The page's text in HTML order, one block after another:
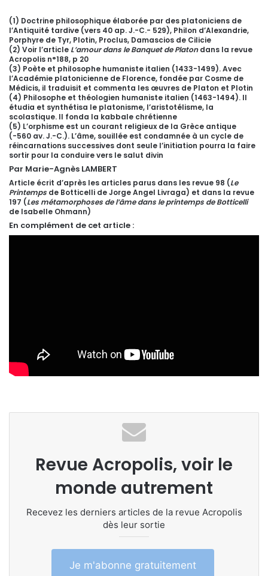
(1) Doctrine philosophique élaborée par des platoniciens de
l’Antiquité tardive (vers 40 ap. J.-C.- 529), Philon d’Alexandrie,
Porphyre de Tyr, Plotin, Proclus, Damascios de Cilicie
(2) Voir l’article L’amour dans le Banquet de Platondans la revue
Acropolis n°188, p 20
(3) Poète et philosophe humaniste italien (1433-1499). Avec
l’Académie platonicienne de Florence, fondée par Cosme de
Médicis, il traduisit et commenta les œuvres de Platon et Plotin
(4) Philosophe et théologien humaniste italien (1463-1494). Il
étudia et synthétisa le platonisme, l’aristotélisme, la
scolastique. Il fonda la kabbale chrétienne
(5) L’orphisme est un courant religieux de la Grèce antique
(-560 av. J.-C.). L’âme, souillée est condamnée à un cycle de
réincarnations successives dont seule l’initiation pourra la faire
sortir pour la conduire vers le salut divin
Par Marie-Agnès LAMBERT
Article écrit d’après les articles parus dans les revue 98 (Le
Printemps de Botticelli de Jorge Angel Livraga) et dans la revue
197 (Les métamorphoses de l’âme dans le printemps de Botticelli
de Isabelle Ohmann)
En complément de cet article :
Revue Acropolis, voir le
monde autrement
Recevez les derniers articles de la revue Acropolis
dès leur sortie
Je m'abonne gratuitement